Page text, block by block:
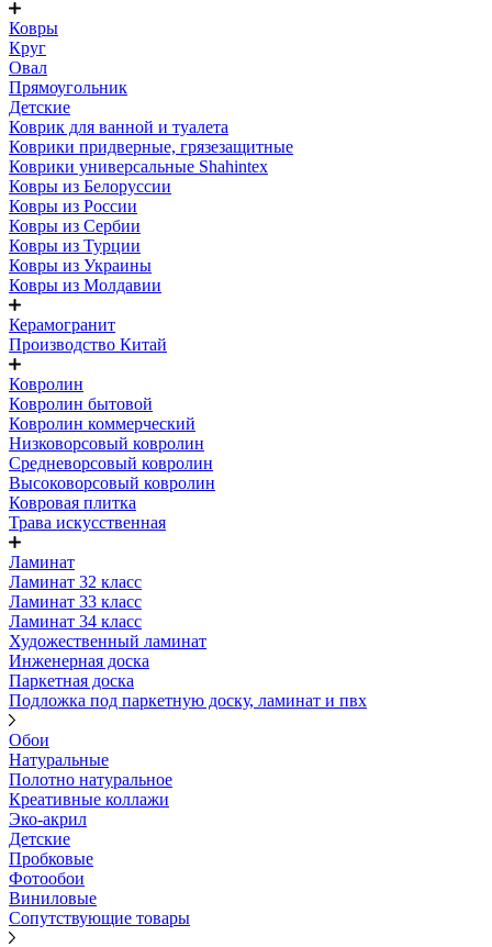
Ковры
Круг
Овал
Прямоугольник
Детские
Коврик для ванной и туалета
Коврики придверные, грязезащитные
Коврики универсальные Shahintex
Ковры из Белоруссии
Ковры из России
Ковры из Сербии
Ковры из Турции
Ковры из Украины
Ковры из Молдавии
Керамогранит
Производство Китай
Ковролин
Ковролин бытовой
Ковролин коммерческий
Низковорсовый ковролин
Средневорсовый ковролин
Высоковорсовый ковролин
Ковровая плитка
Трава искусственная
Ламинат
Ламинат 32 класс
Ламинат 33 класс
Ламинат 34 класс
Художественный ламинат
Инженерная доска
Паркетная доска
Подложка под паркетную доску, ламинат и пвх
Обои
Натуральные
Полотно натуральное
Креативные коллажи
Эко-акрил
Детские
Пробковые
Фотообои
Виниловые
Сопутствующие товары